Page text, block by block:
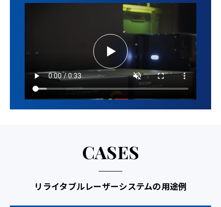
CASES
リライタブルレーザーシステムの用途例